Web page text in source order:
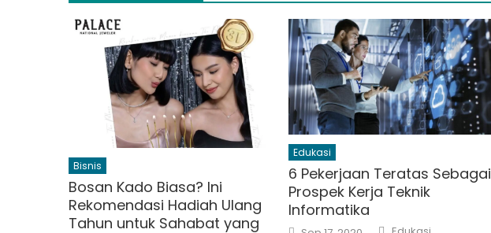
Bisnis
Bosan Kado Biasa? Ini
Rekomendasi Hadiah Ulang
Tahun untuk Sahabat yang
Edukasi
6 Pekerjaan Teratas Sebagai
Prospek Kerja Teknik
Informatika
Posted Author